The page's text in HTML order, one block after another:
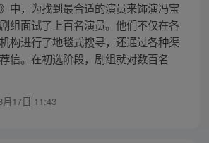
中，为找到最合适的演员来饰演冯宝
组面试了上百名演员。他们不仅在各
构进行了地毯式搜寻，还通过各种渠
信。在初选阶段，剧组就对数百名
月17日 11:43